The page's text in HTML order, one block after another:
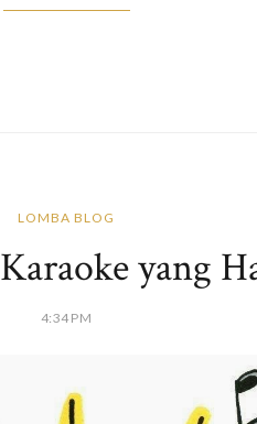
LOMBA BLOG
yang
4:34 PM